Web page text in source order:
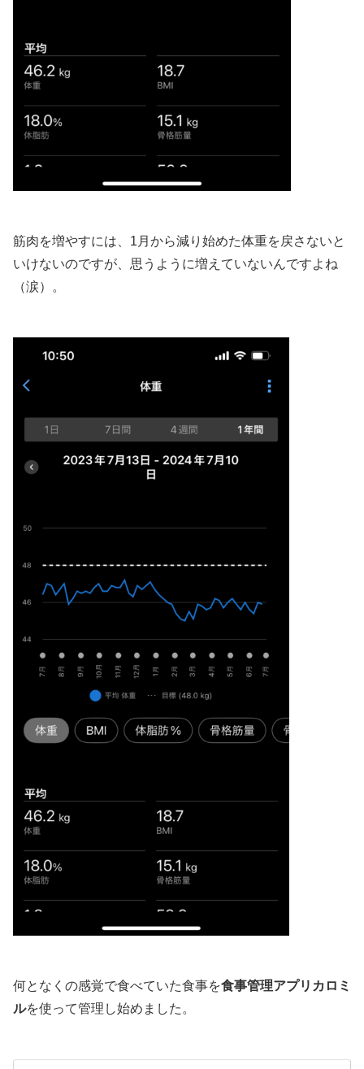
筋肉を増やすには、1月から減り始めた体重を戻さないと
いけないのですが、思うように増えていないんですよね
（涙）。
何となくの感覚で食べていた食事を食事管理アプリカロミ
ルを使って管理し始めました。